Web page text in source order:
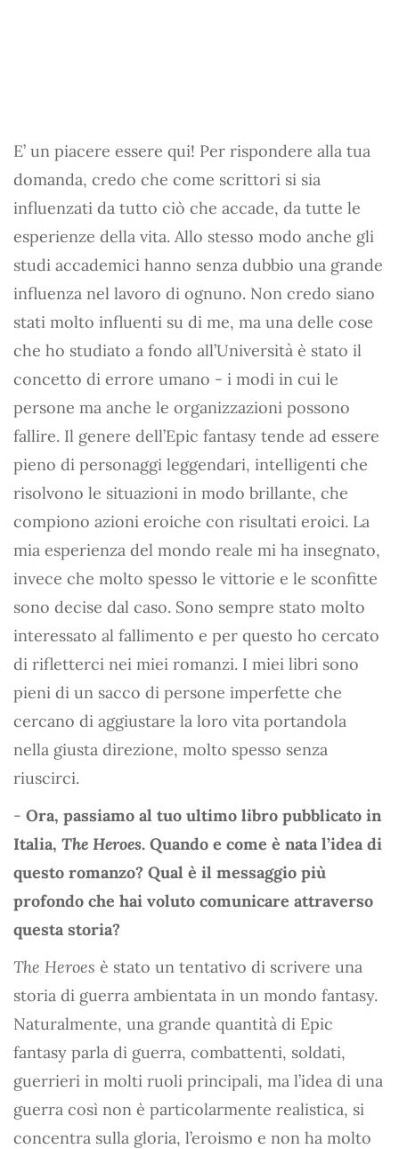
E’ un piacere essere qui! Per rispondere alla tua
domanda, credo che come scrittori si sia
influenzati da tutto ciò che accade, da tutte le
esperienze della vita. Allo stesso modo anche gli
studi accademici hanno senza dubbio una grande
influenza nel lavoro di ognuno. Non credo siano
stati molto influenti su di me, ma una delle cose
che ho studiato a fondo all’Università è stato il
concetto di errore umano - i modi in cui le
persone ma anche le organizzazioni possono
fallire. Il genere dell’Epic fantasy tende ad essere
pieno di personaggi leggendari, intelligenti che
risolvono le situazioni in modo brillante, che
compiono azioni eroiche con risultati eroici. La
mia esperienza del mondo reale mi ha insegnato,
invece che molto spesso le vittorie e le sconfitte
sono decise dal caso. Sono sempre stato molto
interessato al fallimento e per questo ho cercato
di rifletterci nei miei romanzi. I miei libri sono
pieni di un sacco di persone imperfette che
cercano di aggiustare la loro vita portandola
nella giusta direzione, molto spesso senza
riuscirci.
- Ora, passiamo al tuo ultimo libro pubblicato in
Italia, The Heroes. Quando e come è nata l’idea di
questo romanzo? Qual è il messaggio più
profondo che hai voluto comunicare attraverso
questa storia?
The Heroes è stato un tentativo di scrivere una
storia di guerra ambientata in un mondo fantasy.
Naturalmente, una grande quantità di Epic
fantasy parla di guerra, combattenti, soldati,
guerrieri in molti ruoli principali, ma l’idea di una
guerra così non è particolarmente realistica, si
concentra sulla gloria, l’eroismo e non ha molto